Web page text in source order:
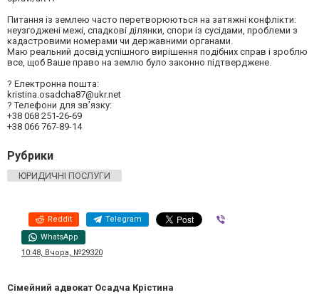
Питання із землею часто перетворюються на затяжні конфлікти:
неузгоджені межі, спадкові ділянки, спори із сусідами, проблеми з
кадастровими номерами чи державними органами.
Маю реальний досвід успішного вирішення подібних справ і зроблю
все, щоб Ваше право на землю було законно підтверджене.
? Електронна пошта:
kristina.osadcha87@ukr.net
? Телефони для зв’язку:
+38 068 251-26-69
+38 066 767-89-14
Рубрики
ЮРИДИЧНІ ПОСЛУГИ
Reddit Telegram
WhatsApp
10:48, Вчора, №29320
Сімейний адвокат Осадча Крістина